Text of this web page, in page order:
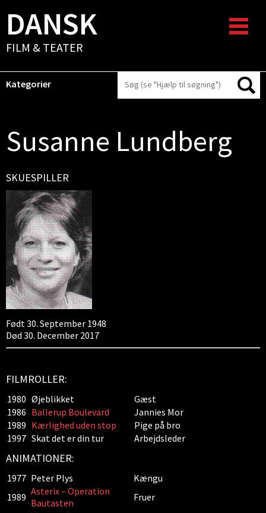
DANSK
FILM & TEATER
Kategorier
Susanne Lundberg
SKUESPILLER
Født 30. September 1948
Død 30. December 2017
FILMROLLER:
1980 Øjeblikket
Gæst
1986 Ballerup Boulevard
Jannies Mor
1989 Kærlighed uden stop
Pige på bro
1997 Skat det er din tur Arbejdsleder
ANIMATIONER:
1977 Peter Plys
Kængu
1989 Asterix – Operation
Bautasten
Fruer